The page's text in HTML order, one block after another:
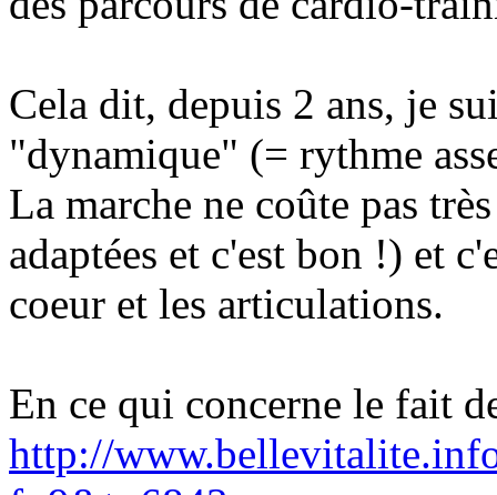
Cela dit, depuis 2 ans, je
"dynamique" (= rythme
La marche ne coûte pas
adaptées et c'est bon !) et
coeur et les articulations.
En ce qui concerne le fait
http://